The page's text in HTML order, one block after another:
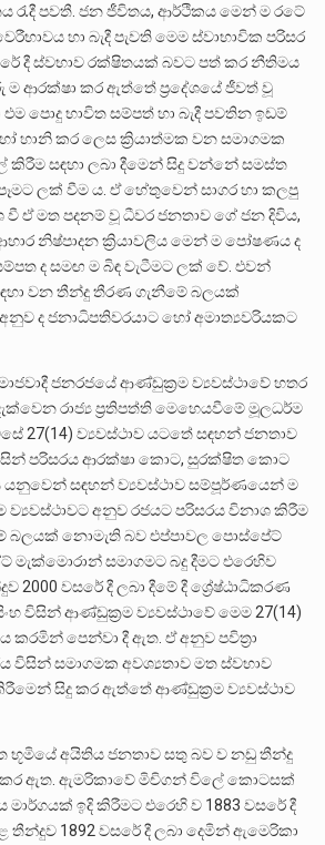
රැදී පවතී. ජන ජීවිතය, ආර්ථිකය මෙන් ම රටේ
හා බැදී පැවති මෙම ස්වාභාවික පරිසර
දී ස්වභාව රක්ෂිතයක් බවට පත් කර නීතිමය
ම ආරක්ෂා කර ඇත්තේ ප්‍රදේශයේ ජීවත් වූ
පොදු භාවිත සම්පත් හා බැදී පවතින ඉඩම්
හානි කර ලෙස ක්‍රියාත්මක වන සමාගමක
සඳහා ලබා දීමෙන් සිදු වන්නේ සමස්ත
ලක් වීම ය. ඒ හේතුවෙන් සාගර හා කලපු
ඒ මත පදනම් වූ ධීවර ජනතාව ගේ ජන දිවිය,
නිෂ්පාදන ක්‍රියාවලිය මෙන් ම පෝෂණය ද
ද සමඟ ම බිඳ වැටීමට ලක් වේ. එවන්
වන තීන්දු තීරණ ගැනීමේ බලයක්
ද ජනාධිපතිවරයාට හෝ අමාත්‍යවරියකට
සමාජවාදී ජනරජයේ ආණ්ඩුක්‍රම ව්‍යවස්ථාවේ හතර
රාජ්‍ය ප්‍රතිපත්ති මෙහෙයවීමේ මූලධර්ම
27(14) ව්‍යවස්ථාව යටතේ සඳහන් ජනතාව
පරිසරය ආරක්ෂා කොට, සුරක්ෂිත කොට
යනුවෙන් සඳහන් ව්‍යවස්ථාව සම්පූර්ණයෙන් ම
අනුව රජයට පරිසරය විනාශ කිරීම
බලයක් නොමැති බව එප්පාවල පොස්පේට්
සමාගමට බදු දීමට එරෙහිව
වසරේ දී ලබා දීමේ දී ශ්‍රේෂ්ඨාධිකරණ
විසින් ආණ්ඩුක්‍රම ව්‍යවස්ථාවේ මෙම 27(14)
කරමින් පෙන්වා දී ඇත. ඒ අනුව පවිත්‍රා
විසින් සමාගමක අවශ්‍යතාව මත ස්වභාව
සිදු කර ඇත්තේ ආණ්ඩුක්‍රම ව්‍යවස්ථාව
භූමියේ අයිතිය ජනතාව සතු බව ව නඩු තීන්දු
ඇත. ඇමරිකාවේ මිචිගන් විලේ කොටසක්
මාර්ගයක් ඉදි කිරීමට එරෙහි ව 1883 වසරේ දී
1892 වසරේ දී ලබා දෙමින් ඇමෙරිකා